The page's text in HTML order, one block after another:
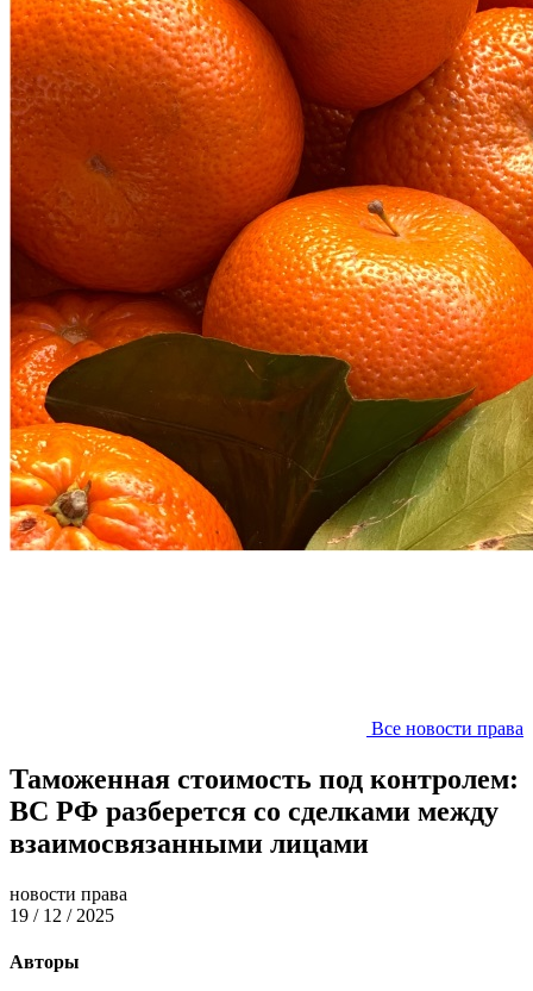
Все новости права
Таможенная стоимость под контролем:
ВС РФ разберется со сделками между
взаимосвязанными лицами
новости права
19 / 12 / 2025
Авторы